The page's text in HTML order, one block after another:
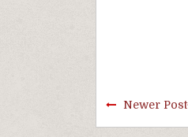
Newer Post